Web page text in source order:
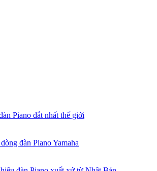
Piano đắt nhất thế giới
đàn Piano Yamaha